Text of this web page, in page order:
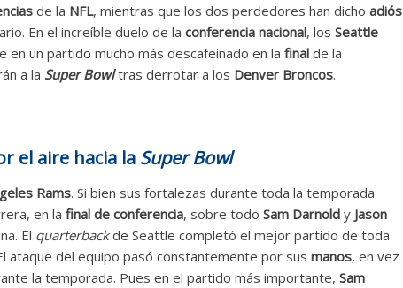
de la NFL, mientras que los dos perdedores han dicho adiós
En el increíble duelo de la conferencia nacional, los Seattle
en un partido mucho más descafeinado en la final de la
a la Super Bowltras derrotar a los Denver Broncos.
el aire hacia la Super Bowl
Rams. Si bien sus fortalezas durante toda la temporada
en la final de conferencia, sobre todo Sam Darnold y Jason
El quarterbackde Seattle completó el mejor partido de toda
ataque del equipo pasó constantemente por sus manos, en vez
la temporada. Pues en el partido más importante, Sam